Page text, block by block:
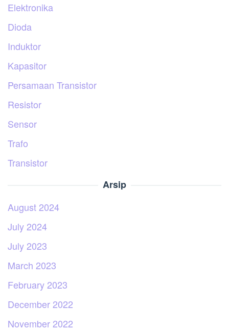
Elektronika
Dioda
Induktor
Kapasitor
Persamaan Transistor
Resistor
Sensor
Trafo
Transistor
Arsip
August 2024
July 2024
July 2023
March 2023
February 2023
December 2022
November 2022